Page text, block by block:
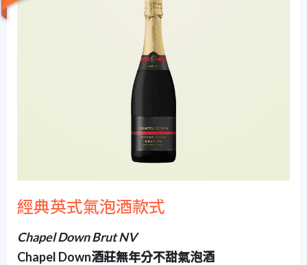
經典英式氣泡酒款式
Chapel Down Brut NV
Chapel Down酒莊無年分不甜氣泡酒